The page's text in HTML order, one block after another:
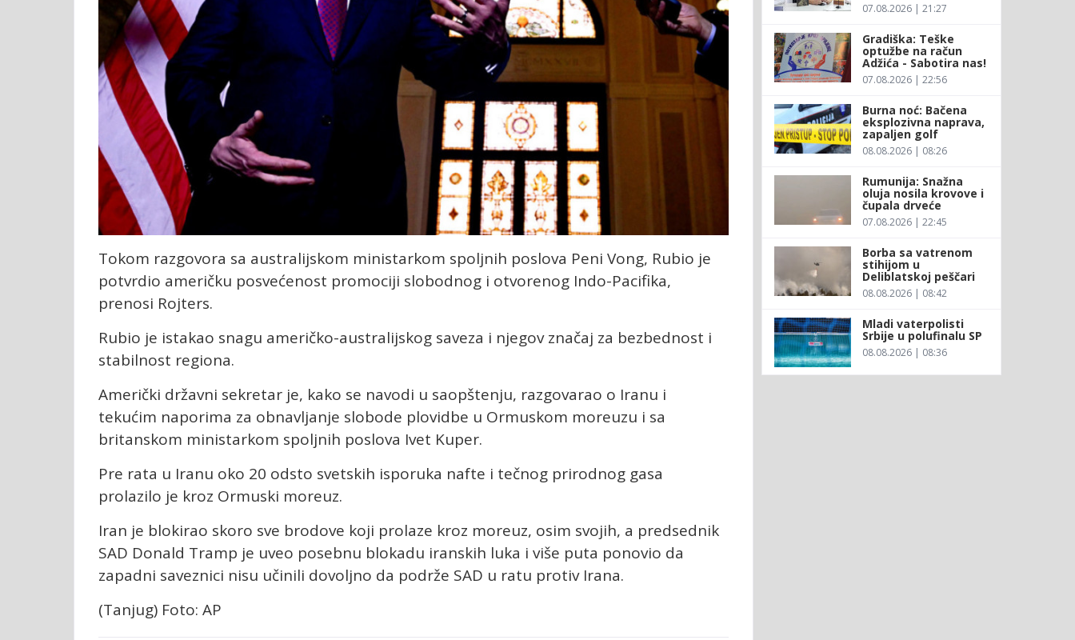
Tokom razgovora sa australijskom ministarkom spoljnih poslova Peni Vong, Rubio je
potvrdio američku posvećenost promociji slobodnog i otvorenog Indo-Pacifika,
prenosi Rojters.
Rubio je istakao snagu američko-australijskog saveza i njegov značaj za bezbednost i
stabilnost regiona.
Američki državni sekretar je, kako se navodi u saopštenju, razgovarao o Iranu i
tekućim naporima za obnavljanje slobode plovidbe u Ormuskom moreuzu i sa
britanskom ministarkom spoljnih poslova Ivet Kuper.
Pre rata u Iranu oko 20 odsto svetskih isporuka nafte i tečnog prirodnog gasa
prolazilo je kroz Ormuski moreuz.
Iran je blokirao skoro sve brodove koji prolaze kroz moreuz, osim svojih, a predsednik
SAD Donald Tramp je uveo posebnu blokadu iranskih luka i više puta ponovio da
zapadni saveznici nisu učinili dovoljno da podrže SAD u ratu protiv Irana.
(Tanjug) Foto: AP
07.08.2026 | 21:27
Gradiška: Teške
optužbe na račun
Adžića - Sabotira nas!
07.08.2026 | 22:56
Burna noć: Bačena
eksplozivna naprava,
zapaljen golf
08.08.2026 | 08:26
Rumunija: Snažna
oluja nosila krovove i
čupala drveće
07.08.2026 | 22:45
Borba sa vatrenom
stihijom u
Deliblatskoj peščari
08.08.2026 | 08:42
Mladi vaterpolisti
Srbije u polufinalu SP
08.08.2026 | 08:36